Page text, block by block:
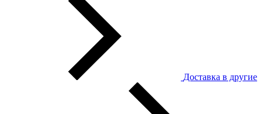
Доставка в другие